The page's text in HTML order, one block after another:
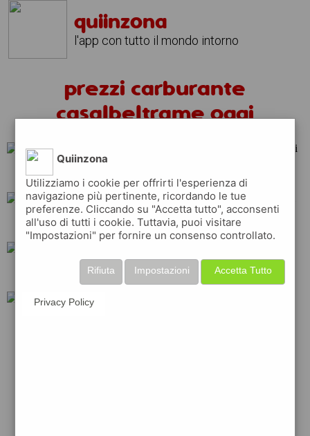
quiinzona
l'app con tutto il mondo intorno
prezzi carburante
casalbeltrame oggi
tamoil
repsol eni total
ip q8
Quiinzona
Utilizziamo i cookie per offrirti l'esperienza di
navigazione più pertinente, ricordando le tue
preferenze. Cliccando su "Accetta tutto", acconsenti
all'uso di tutti i cookie. Tuttavia, puoi visitare
"Impostazioni" per fornire un consenso controllato.
Accetta Tutto
Impostazioni
Rifiuta
Privacy Policy